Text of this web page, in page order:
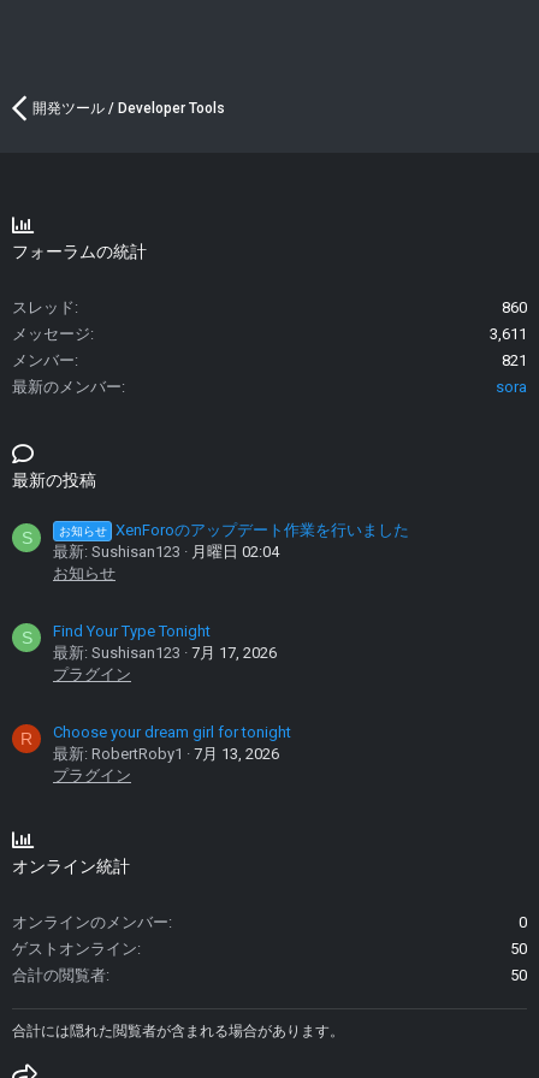
開発ツール / Developer Tools
フォーラムの統計
スレッド
860
メッセージ
3,611
メンバー
821
最新のメンバー
sora
最新の投稿
S お知らせ XenForoのアップデート作業を行いました
最新: Sushisan123
月曜日 02:04
お知らせ
S
Find Your Type Tonight
最新: Sushisan123
7月 17, 2026
プラグイン
R
Choose your dream girl for tonight
最新: RobertRoby1
7月 13, 2026
プラグイン
オンライン統計
オンラインのメンバー
0
ゲストオンライン
50
合計の閲覧者
50
合計には隠れた閲覧者が含まれる場合があります。